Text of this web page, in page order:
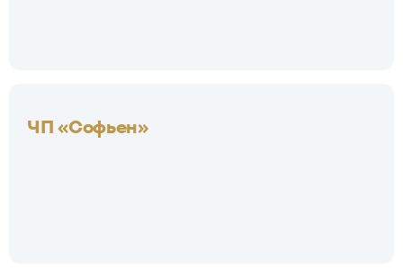
ЧП «Софьен»